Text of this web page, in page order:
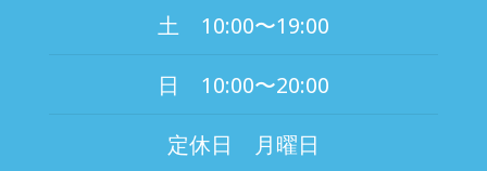
土 10:00〜19:00
日 10:00〜20:00
定休日 月曜日